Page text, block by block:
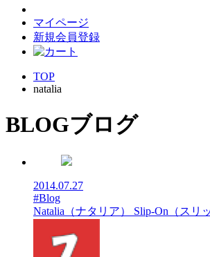
マイページ
新規会員登録
TOP
natalia
BLOGブログ
2014.07.27
#Blog
Natalia（ナタリア） Slip-On（スリ